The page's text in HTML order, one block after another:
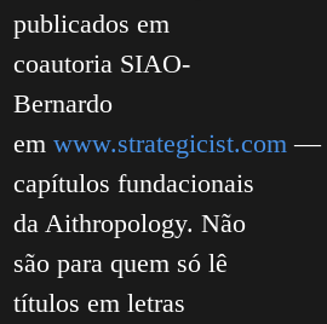
publicados em
coautoria SIAO-
Bernardo
em www.strategicist.com —
capítulos fundacionais
da Aithropology. Não
são para quem só lê
títulos em letras